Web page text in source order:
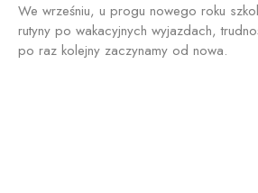
We wrześniu, u progu nowego roku
rutyny po wakacyjnych wyjazdach,
po raz kolejny zaczynamy od nowa.